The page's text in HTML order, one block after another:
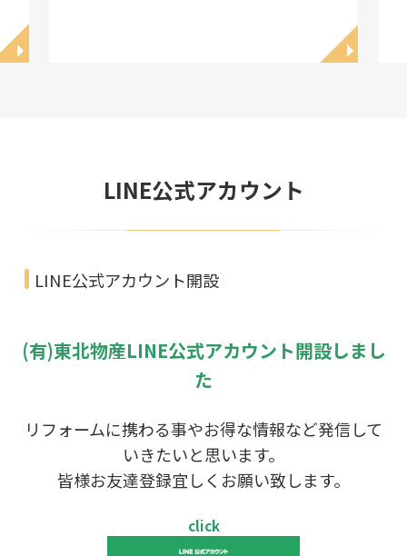
◥ ◥
LINE公式アカウント
LINE公式アカウント開設
(有)東北物産LINE公式アカウント開設しまし
た
リフォームに携わる事やお得な情報など発信して
いきたいと思います。
皆様お友達登録宜しくお願い致します。
click